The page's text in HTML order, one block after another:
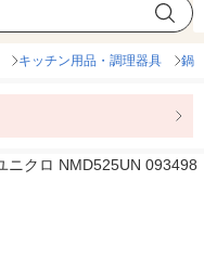
キッチン用品・調理器具 鍋